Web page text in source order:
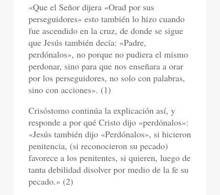
«Que el Señor dijera «Orad por sus
perseguidores» esto también lo hizo cuando
fue ascendido en la cruz, de donde se sigue
que Jesús también decía: «Padre,
perdónalos», no porque no pudiera el mismo
perdonar, sino para que nos enseñara a orar
por los perseguidores, no solo con palabras,
sino con acciones». (1)
Crisóstomo continúa la explicación así, y
responde a por qué Cristo dijo «perdónalos»:
«Jesús también dijo «Perdónalos», si hicieron
penitencia, (si reconocieron su pecado)
favorece a los penitentes, si quieren, luego de
tanta debilidad disolver por medio de la fe su
pecado.» (2)